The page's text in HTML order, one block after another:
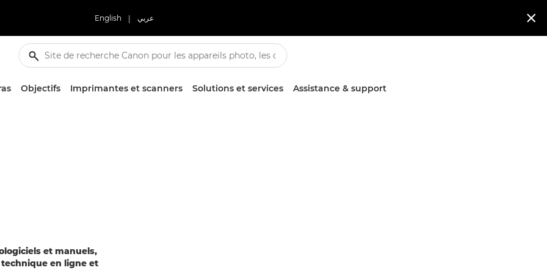
English | عربي 
Objectifs Imprimantes et scanners Solutions et services Assistance & support
et manuels,
en ligne et